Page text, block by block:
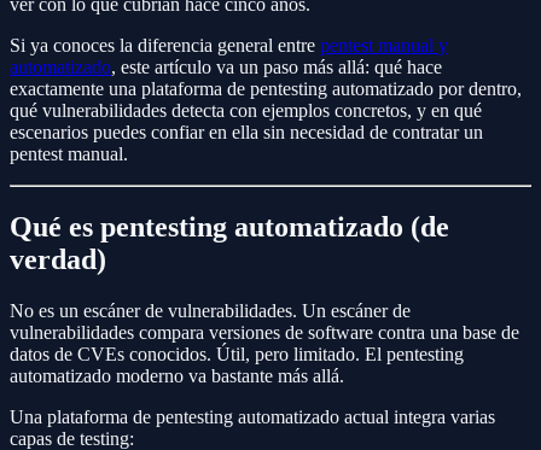
Si ya conoces la diferencia general entre pentest manual y
automatizado, este artículo va un paso más allá: qué hace
exactamente una plataforma de pentesting automatizado por dentro,
qué vulnerabilidades detecta con ejemplos concretos, y en qué
escenarios puedes confiar en ella sin necesidad de contratar un
pentest manual.
Qué es pentesting automatizado (de
verdad)
No es un escáner de vulnerabilidades. Un escáner de
vulnerabilidades compara versiones de software contra una base de
datos de CVEs conocidos. Útil, pero limitado. El pentesting
automatizado moderno va bastante más allá.
Una plataforma de pentesting automatizado actual integra varias
capas de testing: